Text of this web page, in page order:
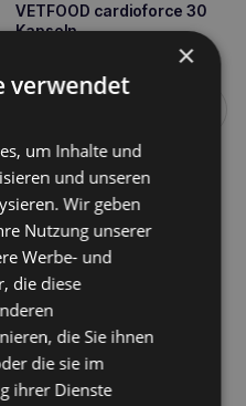
VETFOOD cardioforce 30
Kapseln
×
verwendet
um Inhalte und
und unseren
Wir geben
Nutzung unserer
Werbe- und
die diese
die Sie ihnen
die sie im
ihrer Dienste